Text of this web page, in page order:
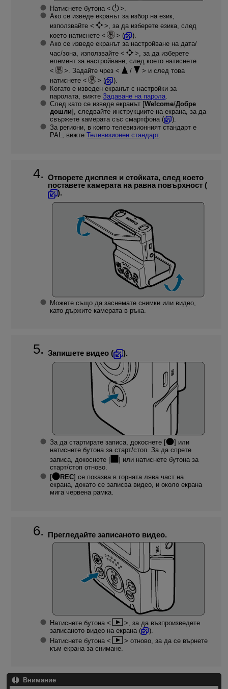
Натиснете бутона
Ако се изведе екранът за избор на език,
използвайте
, за да изберете езика, след
което натиснете
(
).
Ако се изведе екранът за настройване на дата/
час/зона, използвайте
, за да изберете
елемент за настройване, след което натиснете
. Задайте чрез
/
и след това
натиснете
(
).
Когато е изведен екранът с настройки за
паролата, вижтеЗадаване на парола.
След като се изведе екранът [Welcome/Добре
дошли], следвайте инструкциите на екрана, за да
свържете камерата със смартфона (
).
За региони, в които телевизионният стандарт е
PAL, вижтеТелевизионен стандарт.
Отворете дисплея и стойката, след което
поставете камерата на равна повърхност (
).
Можете също да заснемате снимки или видео,
като държите камерата в ръка.
Запишете видео ( ).
За да стартирате записа, докоснете [
] или
натиснете бутона за старт/стоп. За да спрете
записа, докоснете [
] или натиснете бутона за
старт/стоп отново.
[
REC] се показва в горната лява част на
екрана, докато се записва видео, и около екрана
мига червена рамка.
Прегледайте записаното видео.
Натиснете бутона
, за да възпроизведете
записаното видео на екрана (
).
Натиснете бутона
отново, за да се върнете
към екрана за снимане.
Внимание